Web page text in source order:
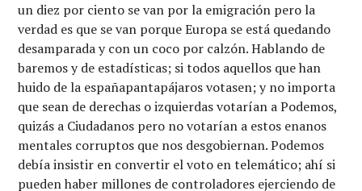
un diez por ciento se van por la emigración pero la
verdad es que se van porque Europa se está quedando
desamparada y con un coco por calzón. Hablando de
baremos y de estadísticas; si todos aquellos que han
huido de la españapantapájaros votasen; y no importa
que sean de derechas o izquierdas votarían a Podemos,
quizás a Ciudadanos pero no votarían a estos enanos
mentales corruptos que nos desgobiernan. Podemos
debía insistir en convertir el voto en telemático; ahí si
pueden haber millones de controladores ejerciendo de